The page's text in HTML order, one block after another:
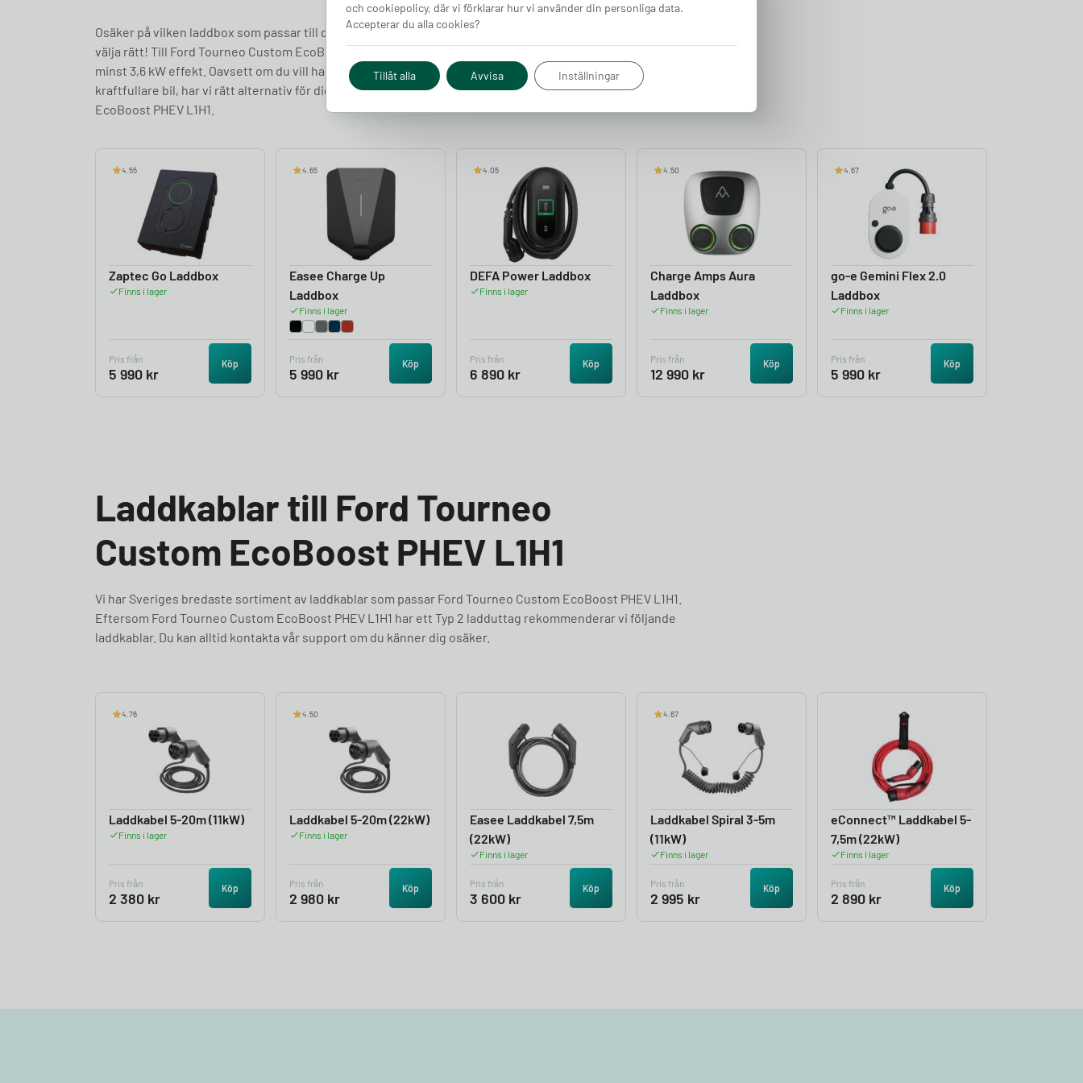
Osäker på vilken laddbox som passar till din Ford Tourneo Custom EcoBoost PHEV L1H1? Vi hjälper dig
välja rätt! Till Ford Tourneo Custom EcoBoost PHEV L1H1 rekommenderar vi att du väljer en laddbox med
minst 3,6 kW effekt. Oavsett om du vill ha en laddbox för nuvarande behov eller framtidssäkra för en
kraftfullare bil, har vi rätt alternativ för dig. Vi rekommenderar dessa laddboxar för Ford Tourneo Custom
EcoBoost PHEV L1H1.
4.55
Zaptec Go Laddbox
Finns i lager
Pris från
5 990 kr
Köp
4.65
Easee Charge Up
Laddbox
Finns i lager
Pris från
5 990 kr
Köp
4.05
DEFA Power Laddbox
Finns i lager
Pris från
6 890 kr
Köp
4.50
Charge Amps Aura
Laddbox
Finns i lager
Pris från
12 990 kr
Köp
4.67
go-e Gemini Flex 2.0
Laddbox
Finns i lager
Pris från
5 990 kr
Köp
Laddkablar till Ford Tourneo
Custom EcoBoost PHEV L1H1
Vi har Sveriges bredaste sortiment av laddkablar som passar Ford Tourneo Custom EcoBoost PHEV L1H1.
Eftersom Ford Tourneo Custom EcoBoost PHEV L1H1 har ett Typ 2 ladduttag rekommenderar vi följande
laddkablar. Du kan alltid kontakta vår support om du känner dig osäker.
4.76
Laddkabel 5-20m (11kW)
Finns i lager
Pris från
2 380 kr
Köp
4.50
Laddkabel 5-20m (22kW)
Finns i lager
Pris från
2 980 kr
Köp
Easee Laddkabel 7,5m
(22kW)
Finns i lager
Pris från
3 600 kr
Köp
4.67
Laddkabel Spiral 3-5m
(11kW)
Finns i lager
Pris från
2 995 kr
Köp
eConnect™ Laddkabel 5-
7,5m (22kW)
Finns i lager
Pris från
2 890 kr
Köp
och cookiepolicy, där vi förklarar hur vi använder din personliga data.
Accepterar du alla cookies?
Tillåt alla Avvisa Inställningar